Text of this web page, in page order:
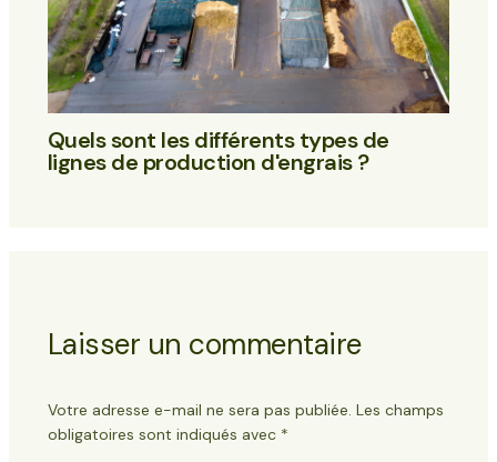
Quels sont les différents types de
lignes de production d'engrais ?
Laisser un commentaire
Votre adresse e-mail ne sera pas publiée. Les champs
obligatoires sont indiqués avec *